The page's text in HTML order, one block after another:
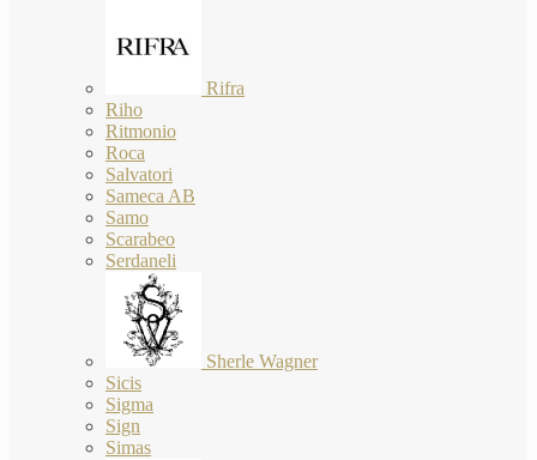
Rifra
Riho
Ritmonio
Roca
Salvatori
Sameca AB
Samo
Scarabeo
Serdaneli
Sherle Wagner
Sicis
Sigma
Sign
Simas